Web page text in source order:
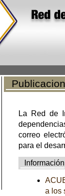
La Red de
correo
para el
Información
a los